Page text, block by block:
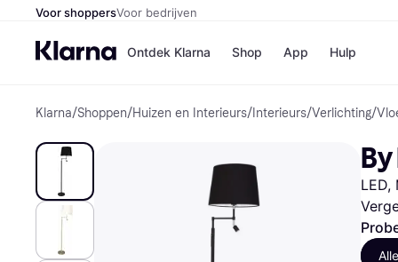
Voor shoppersVoor bedrijven
Ontdek Klarna Shop
Winkels
Kruidvat
App Hulp
Klarna/Shoppen/Huizen en Interieurs/ Interieurs/Verlichting/